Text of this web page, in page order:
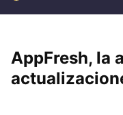
AppFresh, la